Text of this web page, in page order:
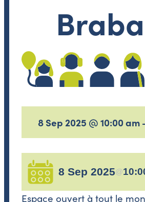
8 Sep 2025 @ 10:00 am
8 Sep 2025@
Espace ouvert à tout le